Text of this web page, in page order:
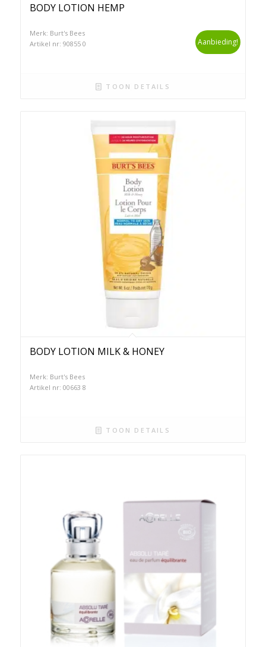
BODY LOTION HEMP
Merk: Burt's Bees
Artikel nr: 90855 0
Aanbieding!
TOON DETAILS
BODY LOTION MILK & HONEY
Merk: Burt's Bees
Artikel nr: 00663 8
TOON DETAILS